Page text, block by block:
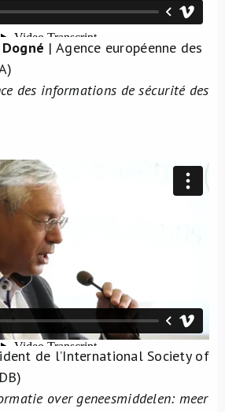
| Agence européenne des
des informations de sécurité des
de l’International Society of
over geneesmiddelen: meer